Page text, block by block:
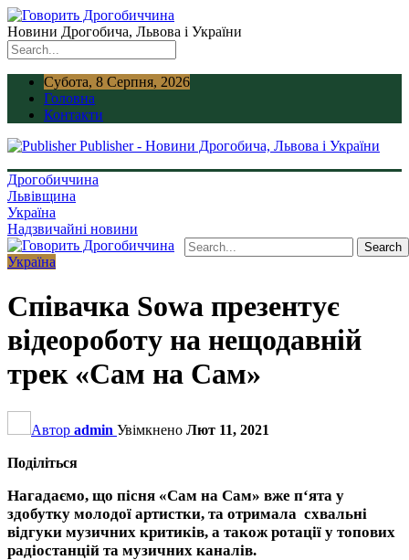
Новини Дрогобича, Львова і України
Субота, 8 Серпня, 2026
Головна
Контакти
Publisher - Новини Дрогобича, Львова і України
Дрогобиччина
Львівщина
Україна
Надзвичайні новини
Україна
Співачка Sowa презентує
відеороботу на нещодавній
трек «Сам на Сам»
Автор admin Увімкнено Лют 11, 2021
Поділіться
Нагадаємо, що пісня «Сам на Сам» вже п‘ята у
здобутку молодої артистки, та отримала схвальні
відгуки музичних критиків, а також ротації у топових
радіостанцій та музичних каналів.